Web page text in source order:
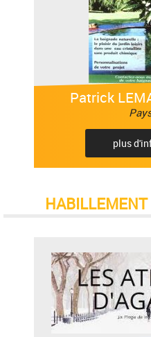
Patrick
plus
HABILLEMENT